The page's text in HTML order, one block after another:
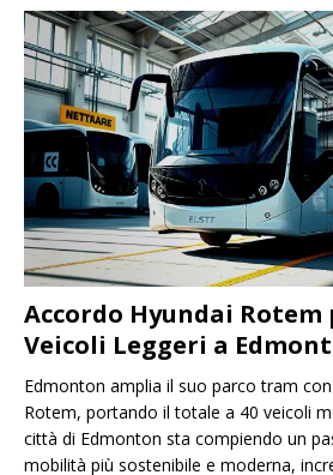
Accordo Hyundai Rotem
Veicoli Leggeri a
Edmonton amplia il suo parco tram
Rotem, portando il totale a 40 veicoli
città di Edmonton sta compiendo un
mobilità più sostenibile e moderna,